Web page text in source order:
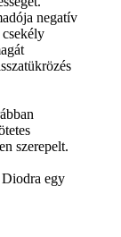
negatív
szerepelt.
egy